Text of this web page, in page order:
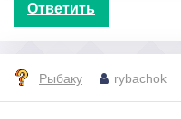
Ответить
Рыбаку rybachok